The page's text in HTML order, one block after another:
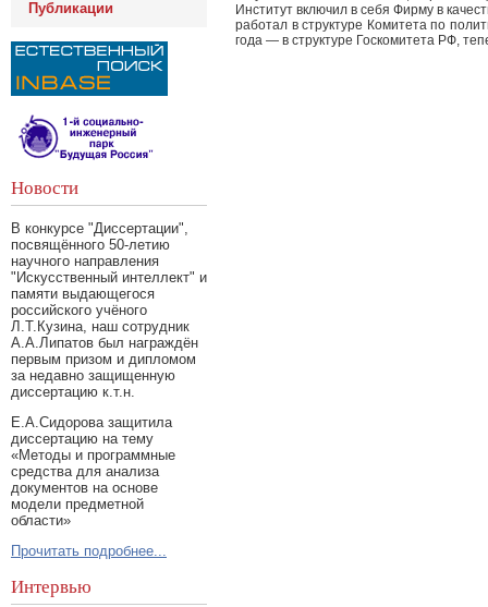
Публикации
Новости
В конкурсе "Диссертации",
посвящённого 50-летию
научного направления
"Искусственный интеллект" и
памяти выдающегося
российского учёного
Л.Т.Кузина, наш сотрудник
А.А.Липатов был награждён
первым призом и дипломом
за недавно защищенную
диссертацию к.т.н.
Е.А.Сидорова защитила
диссертацию на тему
«Методы и программные
средства для анализа
документов на основе
модели предметной
области»
Прочитать подробнее...
Интервью
Институт включил в себя Фирму в
работал в структуре Комитета по
года — в структуре Госкомитета РФ,